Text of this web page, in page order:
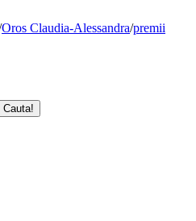
Oros Claudia-Alessandra/premii